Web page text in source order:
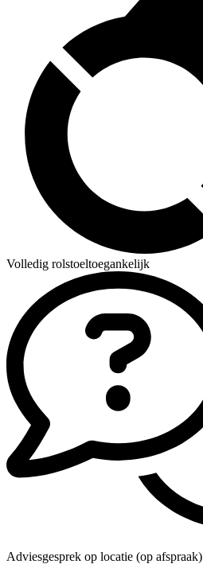
Volledig rolstoeltoegankelijk
Adviesgesprek op locatie (op afspraak)